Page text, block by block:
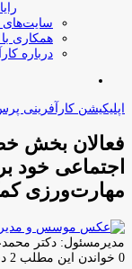
سایت‌های
همکاری
درباره
اپلیکیشن کارآفرینی
فعالان بخش
اجتماعی خود
مهارت‌ورزی
مدیرمسئول: دکتر
0 خواندن این مطلب 2 دقیقه زمان میبرد